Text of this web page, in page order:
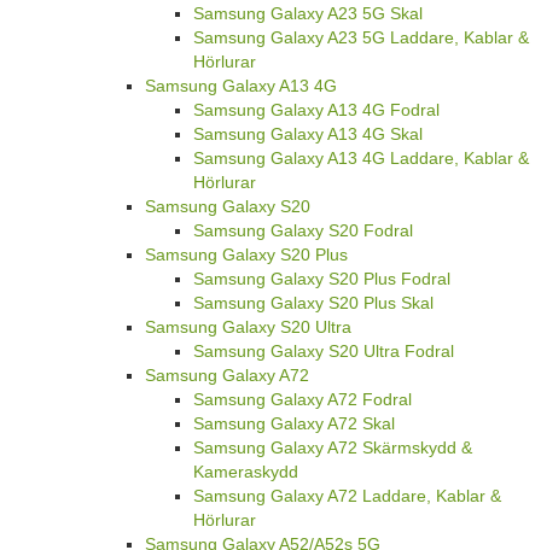
Samsung Galaxy A23 5G Skal
Samsung Galaxy A23 5G Laddare, Kablar &
Hörlurar
Samsung Galaxy A13 4G
Samsung Galaxy A13 4G Fodral
Samsung Galaxy A13 4G Skal
Samsung Galaxy A13 4G Laddare, Kablar &
Hörlurar
Samsung Galaxy S20
Samsung Galaxy S20 Fodral
Samsung Galaxy S20 Plus
Samsung Galaxy S20 Plus Fodral
Samsung Galaxy S20 Plus Skal
Samsung Galaxy S20 Ultra
Samsung Galaxy S20 Ultra Fodral
Samsung Galaxy A72
Samsung Galaxy A72 Fodral
Samsung Galaxy A72 Skal
Samsung Galaxy A72 Skärmskydd &
Kameraskydd
Samsung Galaxy A72 Laddare, Kablar &
Hörlurar
Samsung Galaxy A52/A52s 5G